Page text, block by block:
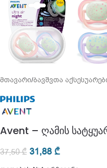
მთავარი/ბავშვთა
Avent – ღამის
37,50₾ 31,88 ₾